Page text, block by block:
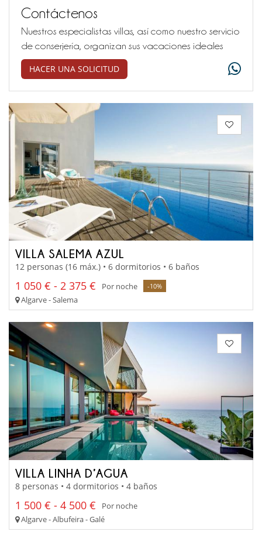
Contáctenos
Nuestros especialistas villas, así como nuestro servicio
de conserjería, organizan sus vacaciones ideales
HACER UNA SOLICITUD
VILLA SALEMA AZUL
12 personas (16 máx.) • 6 dormitorios • 6 baños
1 050 € - 2 375 € Por noche -10%
Algarve - Salema
VILLA LINHA D’AGUA
8 personas • 4 dormitorios • 4 baños
1 500 € - 4 500 €
Por noche
Algarve - Albufeira - Galé